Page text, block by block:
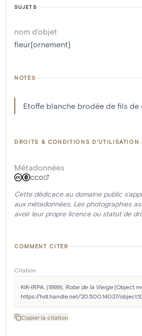
SUJETS
nom d'objet
fleur[ornement]
NOTES
Etoffe blanche brodée de fils de
DROITS & CONDITIONS D'UTILISATION
Métadonnées
CC0
Cette dédicace au domaine public
aux métadonnées. Les photographies
avoir leur propre licence ou statut de
COMMENT CITER
Citation
KIK-IRPA. (1999). Robe de la Vierge [Object
https://hdl.handle.net/20.500.14037/
Copier la citation